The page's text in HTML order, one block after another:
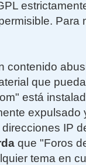
Para
contenido
que
está
IP
que "Foros
tema en